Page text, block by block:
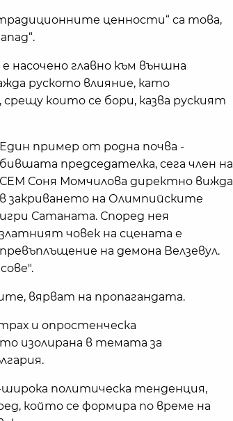
ценности“ са това,
насочено главно към външна
руското влияние, като
които се бори, казва руският
Един пример от родна почва -
бившата председателка, сега член на
СЕМ Соня Момчилова директно вижда
в закриването на Олимпийските
игри Сатаната. Според нея
златният човек на сцената е
превъплъщение на демона Велзевул.
вярват на пропагандата.
и опростенческа
изолирана в темата за
политическа тенденция,
който се формира по време на